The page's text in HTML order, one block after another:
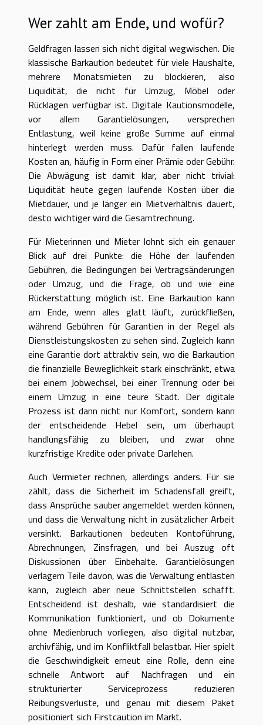
Wer zahlt am Ende, und wofür?
Geldfragen lassen sich nicht digital wegwischen. Die
klassische Barkaution bedeutet für viele Haushalte,
mehrere Monatsmieten zu blockieren, also
Liquidität, die nicht für Umzug, Möbel oder
Rücklagen verfügbar ist. Digitale Kautionsmodelle,
vor allem Garantielösungen, versprechen
Entlastung, weil keine große Summe auf einmal
hinterlegt werden muss. Dafür fallen laufende
Kosten an, häufig in Form einer Prämie oder Gebühr.
Die Abwägung ist damit klar, aber nicht trivial:
Liquidität heute gegen laufende Kosten über die
Mietdauer, und je länger ein Mietverhältnis dauert,
desto wichtiger wird die Gesamtrechnung.
Für Mieterinnen und Mieter lohnt sich ein genauer
Blick auf drei Punkte: die Höhe der laufenden
Gebühren, die Bedingungen bei Vertragsänderungen
oder Umzug, und die Frage, ob und wie eine
Rückerstattung möglich ist. Eine Barkaution kann
am Ende, wenn alles glatt läuft, zurückfließen,
während Gebühren für Garantien in der Regel als
Dienstleistungskosten zu sehen sind. Zugleich kann
eine Garantie dort attraktiv sein, wo die Barkaution
die finanzielle Beweglichkeit stark einschränkt, etwa
bei einem Jobwechsel, bei einer Trennung oder bei
einem Umzug in eine teure Stadt. Der digitale
Prozess ist dann nicht nur Komfort, sondern kann
der entscheidende Hebel sein, um überhaupt
handlungsfähig zu bleiben, und zwar ohne
kurzfristige Kredite oder private Darlehen.
Auch Vermieter rechnen, allerdings anders. Für sie
zählt, dass die Sicherheit im Schadensfall greift,
dass Ansprüche sauber angemeldet werden können,
und dass die Verwaltung nicht in zusätzlicher Arbeit
versinkt. Barkautionen bedeuten Kontoführung,
Abrechnungen, Zinsfragen, und bei Auszug oft
Diskussionen über Einbehalte. Garantielösungen
verlagern Teile davon, was die Verwaltung entlasten
kann, zugleich aber neue Schnittstellen schafft.
Entscheidend ist deshalb, wie standardisiert die
Kommunikation funktioniert, und ob Dokumente
ohne Medienbruch vorliegen, also digital nutzbar,
archivfähig, und im Konfliktfall belastbar. Hier spielt
die Geschwindigkeit erneut eine Rolle, denn eine
schnelle Antwort auf Nachfragen und ein
strukturierter Serviceprozess reduzieren
Reibungsverluste, und genau mit diesem Paket
positioniert sich Firstcaution im Markt.